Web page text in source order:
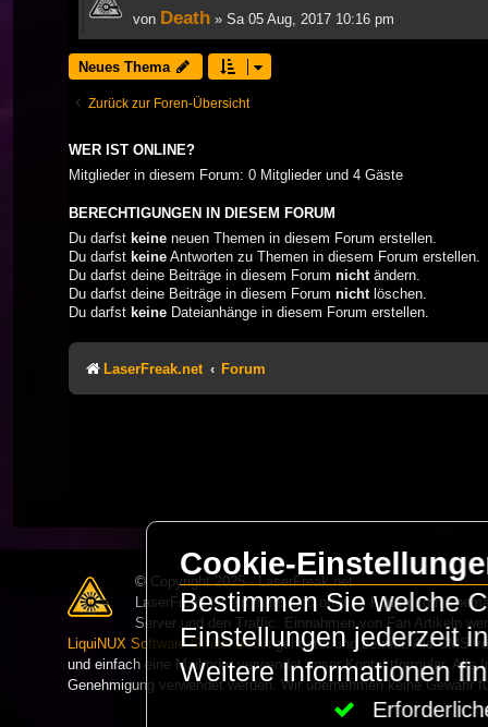
von Death » Sa 05 Aug, 2017 10:16 pm
Neues Thema
Zurück zur Foren-Übersicht
WER IST ONLINE?
Mitglieder in diesem Forum: 0 Mitglieder und 4 Gäste
BERECHTIGUNGEN IN DIESEM FORUM
Du darfst keine neuen Themen in diesem Forum erstellen.
Du darfst keine Antworten zu Themen in diesem Forum erstellen.
Du darfst deine Beiträge in diesem Forum nicht ändern.
Du darfst deine Beiträge in diesem Forum nicht löschen.
Du darfst keine Dateianhänge in diesem Forum erstellen.
LaserFreak.net Forum
© Copyright 2025 - LaserFreak.net
LaserFreak ist ein freies und offenes Forum zum
Server und den Traffic. Einnahmen von Fan Artikeln
LiquiNUX Software GmbH Berlingehostet und betreut. Als CMS
und einfach eine Mail oder verwendet unser Kontaktformular.
Genehmigung verwendet werden. Wir übernehmen keine Gewähr
Cookie-
Bestimmen Sie welche
Einstellungen jederzeit
Weitere Informationen